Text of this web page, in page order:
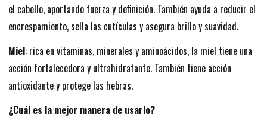
el cabello, aportando fuerza y definición. También ayuda a reducir el
encrespamiento, sella las cutículas y asegura brillo y suavidad.
Miel: rica en vitaminas, minerales y aminoácidos, la miel tiene una
acción fortalecedora y ultrahidratante. También tiene acción
antioxidante y protege las hebras.
¿Cuál es la mejor manera de usarlo?